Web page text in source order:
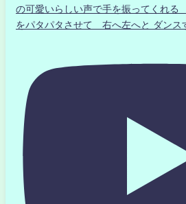
の可愛いらしい声で手を振ってくれ
をパタパタさせて 右へ左へと ダンス